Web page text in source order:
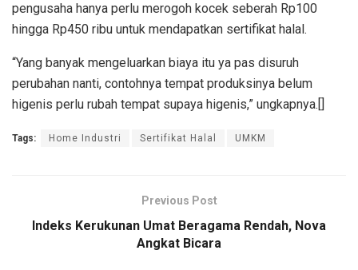
pengusaha hanya perlu merogoh kocek seberah Rp100
hingga Rp450 ribu untuk mendapatkan sertifikat halal.
“Yang banyak mengeluarkan biaya itu ya pas disuruh
perubahan nanti, contohnya tempat produksinya belum
higenis perlu rubah tempat supaya higenis,” ungkapnya.[]
Tags: Home Industri Sertifikat Halal UMKM
Previous Post
Indeks Kerukunan Umat Beragama Rendah, Nova
Angkat Bicara